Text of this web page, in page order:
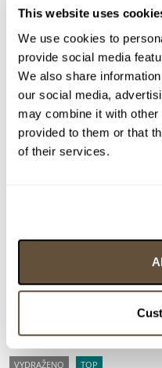
This website uses
We use cookies to
provide social media
We also share
our social media,
may combine it with other
provided to them or that
of their services.
VYDRAŽENO TOP